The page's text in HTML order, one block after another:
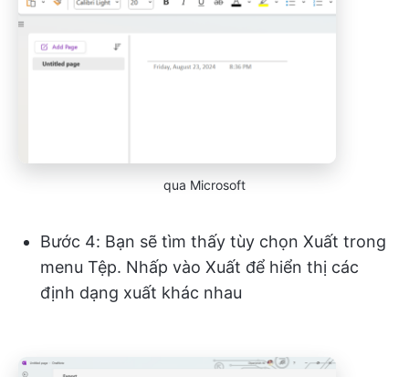
qua Microsoft
Bước 4: Bạn sẽ tìm thấy tùy chọn Xuất trong
menu Tệp. Nhấp vào Xuất để hiển thị các
định dạng xuất khác nhau